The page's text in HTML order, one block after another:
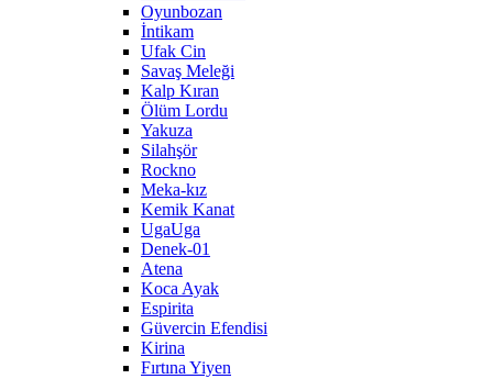
Oyunbozan
İntikam
Ufak Cin
Savaş Meleği
Kalp Kıran
Ölüm Lordu
Yakuza
Silahşör
Rockno
Meka-kız
Kemik Kanat
UgaUga
Denek-01
Atena
Koca Ayak
Espirita
Güvercin Efendisi
Kirina
Fırtına Yiyen